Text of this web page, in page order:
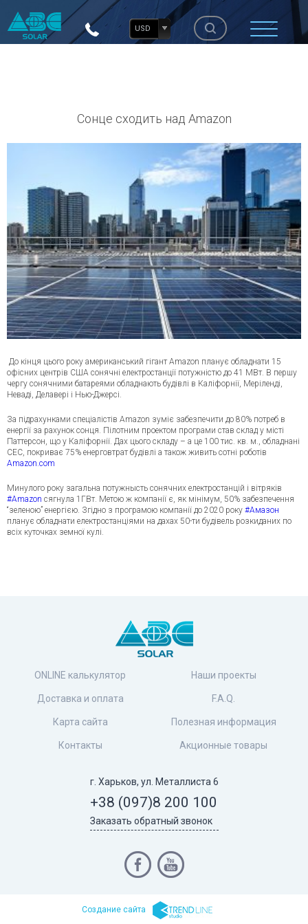
USD
Сонце сходить над Amazon
До кінця цього року американський гігант Amazon планує обладнати 15
офісних центрів США сонячні електростанції потужністю до 41 МВт. В першу
чергу сонячними батареями обладнають будівлі в Каліфорнії, Меріленді,
Неваді, Делавері і Нью-Джерсі.
За підрахунками спеціалістів Amazon зуміє забезпечити до 80% потреб в
енергії за рахунок сонця. Пілотним проектом програми став склад у місті
Паттерсон, що у Каліфорнії. Дах цього складу – а це 100 тис. кв. м., обладнані
СЕС, покриває 75% енерговтрат будівлі а також живить сотні роботів
Amazon.com
Минулого року загальна потужнысть сонячних електростанцій і вітряків
#Amazon сягнула 1ГВт. Метою ж компанії є, як мінімум, 50% забезпечення
“зеленою” енергією. Згідно з програмою компанії до 2020 року #Амазон
планує обладнати електростанціями на дахах 50-ти будівель розкиданих по
всіх куточках земної кулі.
ONLINE калькулятор
Доставка и оплата
Карта сайта
Контакты
Наши проекты
F.A.Q.
Полезная информация
Акционные товары
г. Харьков, ул. Металлиста 6
+38 (097)8 200 100
Заказать обратный звонок
Cоздание сайта